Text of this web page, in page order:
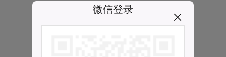
微信登录